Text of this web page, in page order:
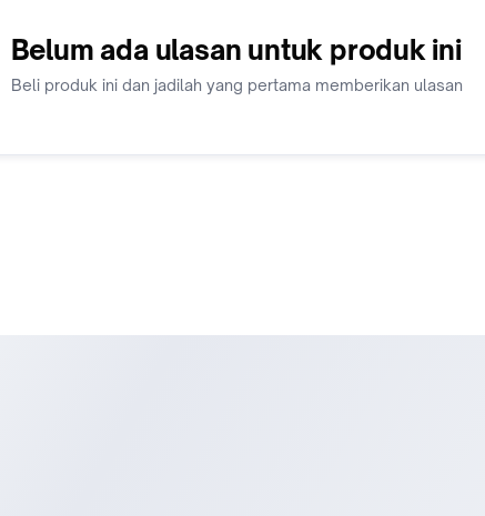
Belum ada ulasan untuk produk ini
Beli produk ini dan jadilah yang pertama memberikan ulasan